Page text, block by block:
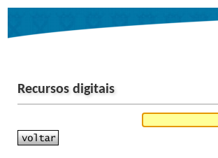
Recursos digitais